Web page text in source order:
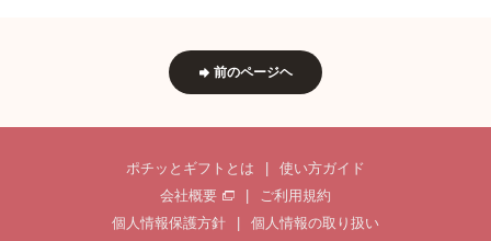
前のページヘ
ポチッとギフトとは
使い方ガイド
会社概要
ご利用規約
個人情報保護方針
個人情報の取り扱い